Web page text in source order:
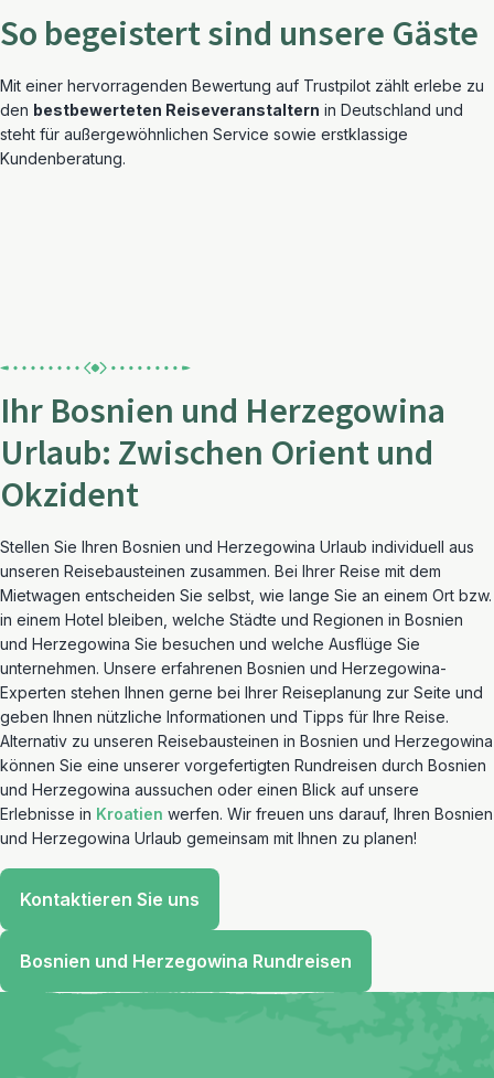
So begeistert sind unsere Gäste
Mit einer hervorragenden Bewertung auf Trustpilot zählt erlebe zu
den bestbewerteten Reiseveranstaltern in Deutschland und
steht für außergewöhnlichen Service sowie erstklassige
Kundenberatung.
Ihr Bosnien und Herzegowina
Urlaub: Zwischen Orient und
Okzident
Stellen Sie Ihren Bosnien und Herzegowina Urlaub individuell aus
unseren Reisebausteinen zusammen. Bei Ihrer Reise mit dem
Mietwagen entscheiden Sie selbst, wie lange Sie an einem Ort bzw.
in einem Hotel bleiben, welche Städte und Regionen in Bosnien
und Herzegowina Sie besuchen und welche Ausflüge Sie
unternehmen. Unsere erfahrenen Bosnien und Herzegowina-
Experten stehen Ihnen gerne bei Ihrer Reiseplanung zur Seite und
geben Ihnen nützliche Informationen und Tipps für Ihre Reise.
Alternativ zu unseren Reisebausteinen in Bosnien und Herzegowina
können Sie eine unserer vorgefertigten Rundreisen durch Bosnien
und Herzegowina aussuchen oder einen Blick auf unsere
Erlebnisse in Kroatien werfen. Wir freuen uns darauf, Ihren Bosnien
und Herzegowina Urlaub gemeinsam mit Ihnen zu planen!
Kontaktieren Sie uns
Bosnien und Herzegowina Rundreisen